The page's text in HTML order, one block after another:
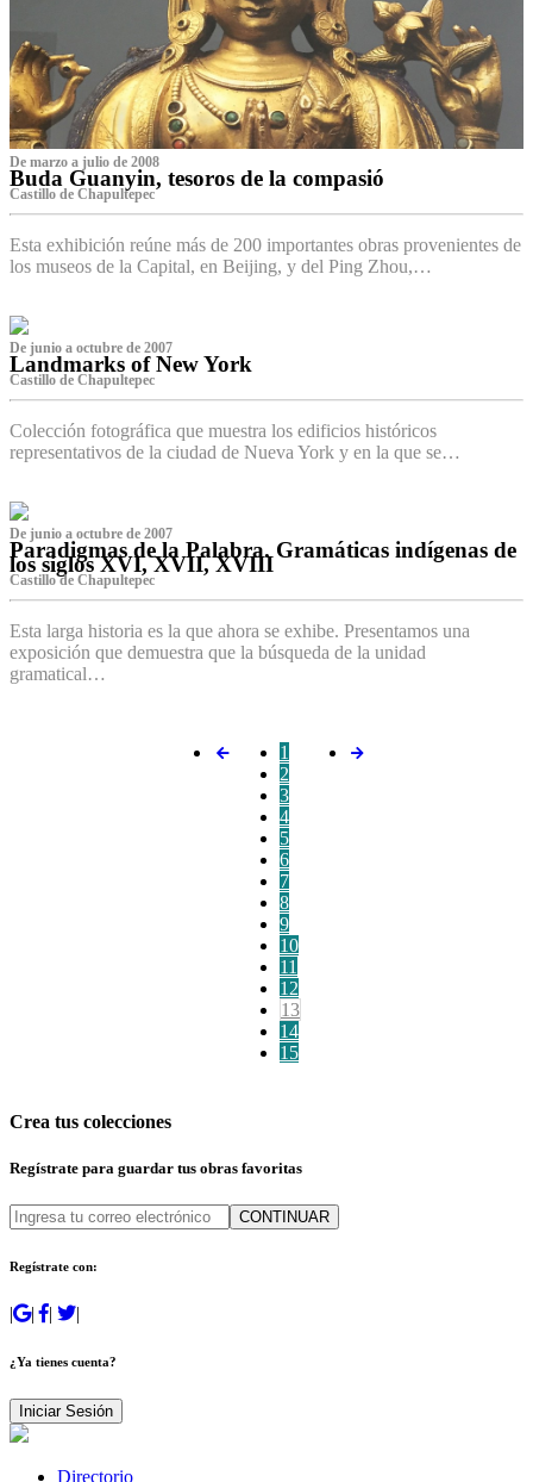
De marzo a julio de 2008
Buda Guanyin, tesoros de la compasió
Castillo de Chapultepec
Esta exhibición reúne más de 200 importantes obras provenientes de
los museos de la Capital, en Beijing, y del Ping Zhou,…
De junio a octubre de 2007
Landmarks of New York
Castillo de Chapultepec
Colección fotográfica que muestra los edificios históricos
representativos de la ciudad de Nueva York y en la que se…
De junio a octubre de 2007
Paradigmas de la Palabra. Gramáticas indígenas de
los siglos XVI, XVII, XVIII
Castillo de Chapultepec
Esta larga historia es la que ahora se exhibe. Presentamos una
exposición que demuestra que la búsqueda de la unidad
gramatical…
1
2
3
4
5
6
7
8
9
10
11
12
13
14
15
Crea tus colecciones
Regístrate para guardar tus obras favoritas
CONTINUAR
Regístrate con:
| | | |
¿Ya tienes cuenta?
Iniciar Sesión
Directorio